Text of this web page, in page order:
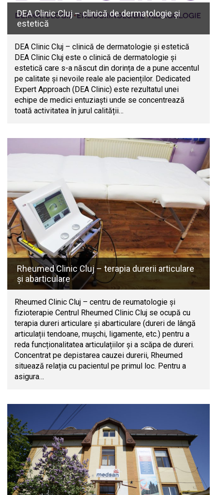
DEA Clinic Cluj – clinică de dermatologie și
estetică
DEA Clinic Cluj – clinică de dermatologie și estetică
DEA Clinic Cluj este o clinică de dermatologie și
estetică care s-a născut din dorința de a pune accentul
pe calitate și nevoile reale ale pacienților. Dedicated
Expert Approach (DEA Clinic) este rezultatul unei
echipe de medici entuziaști unde se concentrează
toată activitatea în jurul calității…
Rheumed Clinic Cluj – terapia durerii articulare
și abarticulare
Rheumed Clinic Cluj – centru de reumatologie și
fizioterapie Centrul Rheumed Clinic Cluj se ocupă cu
terapia dureri articulare și abarticulare (dureri de lângă
articulații tendoane, mușchi, ligamente, etc.) pentru a
reda funcționalitatea articulațiilor și a scăpa de dureri.
Concentrat pe depistarea cauzei durerii, Rheumed
situează relația cu pacientul pe primul loc. Pentru a
asigura…